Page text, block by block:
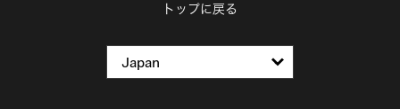
トップに戻る